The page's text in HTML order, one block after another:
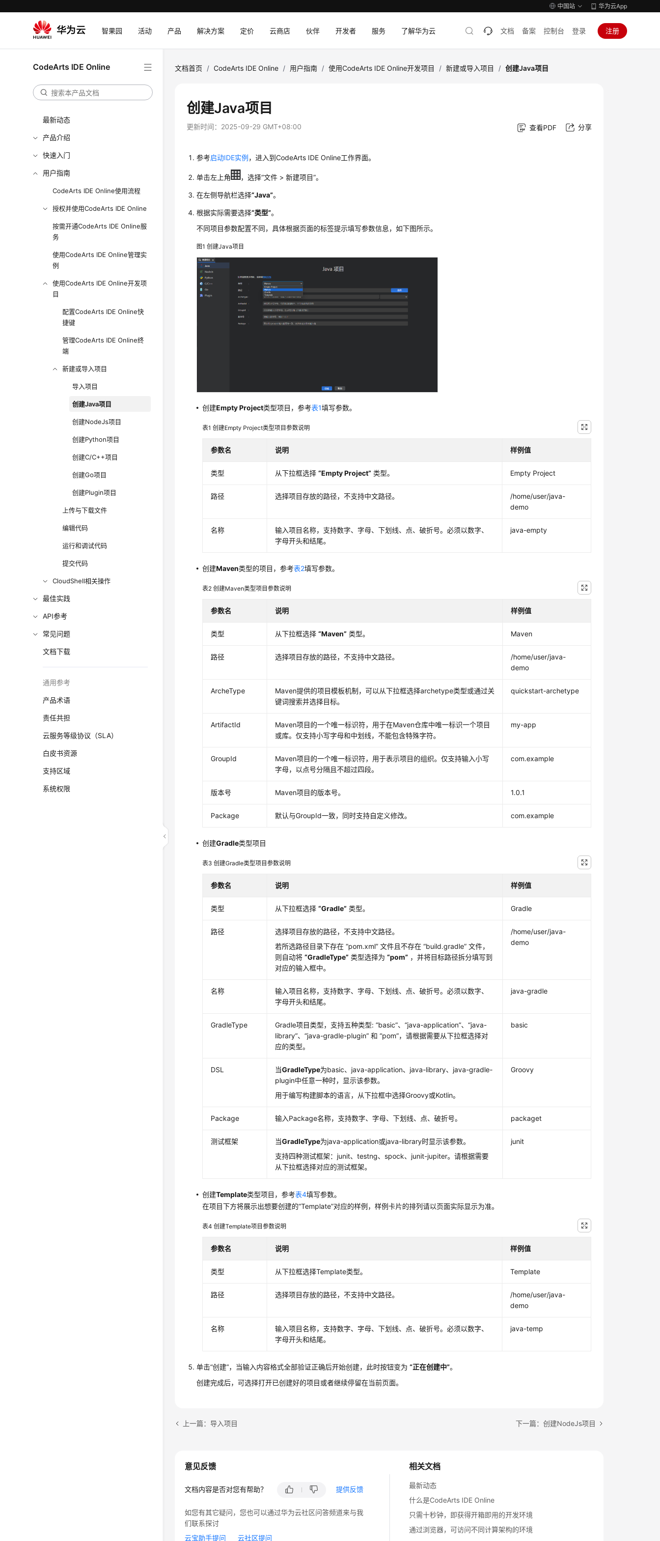
中国站 华为云App
智果园 活动 产品 解决方案 定价 云商店 伙伴 开发者 服务 了解华为云 文档 备案 控制台 登录 注册
CodeArts IDE Online
最新动态
产品介绍
快速入门
用户指南
CodeArts IDE Online使用流程
授权并使用CodeArts IDE Online
按需开通CodeArts IDE Online服
务
使用CodeArts IDE Online管理实
例
使用CodeArts IDE Online开发项
目
配置CodeArts IDE Online快
捷键
管理CodeArts IDE Online终
端
新建或导入项目
导入项目
创建Java项目
创建NodeJs项目
创建Python项目
创建C/C++项目
创建Go项目
创建Plugin项目
上传与下载文件
编辑代码
运行和调试代码
提交代码
CloudShell相关操作
最佳实践
API参考
常见问题
文档下载
通用参考
产品术语
责任共担
云服务等级协议（SLA）
白皮书资源
支持区域
系统权限
文档首页 / CodeArts IDE Online / 用户指南 / 使用CodeArts IDE Online开发项目 / 新建或导入项目 / 创建Java项目
创建Java项目
更新时间： 2025-09-29 GMT+08:00 查看PDF 分享
参考启动IDE实例，进入到CodeArts IDE Online工作界面。
单击左上角 ，选择“文件 > 新建项目”。
在左侧导航栏选择“Java”。
根据实际需要选择“类型”。
不同项目参数配置不同，具体根据页面的标签提示填写参数信息，如下图所示。
图1创建Java项目
创建Empty Project类型项目，参考表1填写参数。
表1创建Empty Project类型项目参数说明
参数名 说明 样例值
类型 从下拉框选择“Empty Project” 类型。 Empty Project
路径 选择项目存放的路径，不支持中文路径。
/home/user/java-
demo
名称
输入项目名称，支持数字、字母、下划线、点、破折号。必须以数字、
字母开头和结尾。
java-empty
创建Maven类型的项目，参考表2填写参数。
表2创建Maven类型项目参数说明
参数名 说明 样例值
类型 从下拉框选择“Maven” 类型。 Maven
路径 选择项目存放的路径，不支持中文路径。
/home/user/java-
demo
ArcheType
Maven提供的项目模板机制，可以从下拉框选择archetype类型或通过关
键词搜索并选择目标。
quickstart-archetype
ArtifactId
Maven项目的一个唯一标识符，用于在Maven仓库中唯一标识一个项目
或库。仅支持小写字母和中划线，不能包含特殊字符。
my-app
GroupId
Maven项目的一个唯一标识符，用于表示项目的组织。仅支持输入小写
字母，以点号分隔且不超过四段。
com.example
版本号 Maven项目的版本号。 1.0.1
Package 默认与GroupId一致，同时支持自定义修改。 com.example
创建Gradle类型项目
表3创建Gradle类型项目参数说明
参数名 说明 样例值
类型 从下拉框选择“Gradle” 类型。 Gradle
路径
选择项目存放的路径，不支持中文路径。
若所选路径目录下存在“pom.xml” 文件且不存在“build.gradle” 文件，
则自动将“GradleType” 类型选择为“pom” ，并将目标路径拆分填写到
对应的输入框中。
/home/user/java-
demo
名称
输入项目名称，支持数字、字母、下划线、点、破折号。必须以数字、
字母开头和结尾。
java-gradle
GradleType Gradle项目类型，支持五种类型:“basic”、“java-application”、“java-
library”、“java-gradle-plugin” 和“pom”，请根据需要从下拉框选择对
应的类型。
basic
DSL 当GradleType为basic、java-application、java-library、java-gradle-
plugin中任意一种时，显示该参数。
用于编写构建脚本的语言，从下拉框中选择Groovy或Kotlin。
Groovy
Package 输入Package名称，支持数字、字母、下划线、点、破折号。 packaget
测试框架 当GradleType为java-application或java-library时显示该参数。
支持四种测试框架：junit、testng、spock、junit-jupiter。请根据需要
从下拉框选择对应的测试框架。
junit
创建Template类型项目，参考表4填写参数。
在项目下方将展示出想要创建的“Template”对应的样例，样例卡片的排列请以页面实际显示为准。
表4创建Template项目参数说明
参数名 说明 样例值
类型 从下拉框选择Template类型。 Template
路径 选择项目存放的路径，不支持中文路径。
/home/user/java-
demo
名称
输入项目名称，支持数字、字母、下划线、点、破折号。必须以数字、
字母开头和结尾。
java-temp
单击“创建”，当输入内容格式全部验证正确后开始创建，此时按钮变为“正在创建中”。
创建完成后，可选择打开已创建好的项目或者继续停留在当前页面。
上一篇：导入项目 下一篇：创建NodeJs项目
相关文档
最新动态
什么是CodeArts IDE Online
只需十秒钟，即获得开箱即用的开发环境
通过浏览器，可访问不同计算架构的环境
意见反馈
文档内容是否对您有帮助？ 提供反馈
如您有其它疑问，您也可以通过华为云社区问答频道来与我
们联系探讨
云宝助手提问
云社区提问